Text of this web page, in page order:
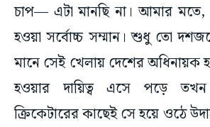
চাপ— এটা মানছি না। আমার
হওয়া সর্বোচ্চ সম্মান। শুধু তো
মানে সেই খেলায় দেশের
হওয়ার দায়িত্ব এসে পড়ে
ক্রিকেটারের কাছেই সে হয়ে ওঠে